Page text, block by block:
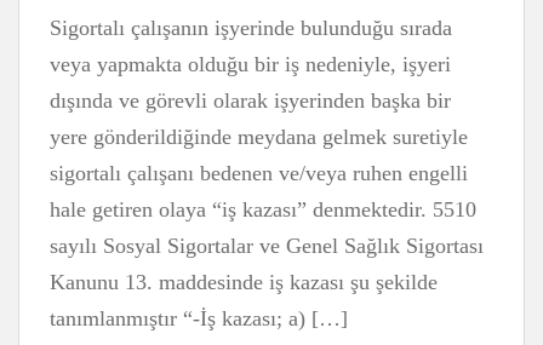
Sigortalı çalışanın işyerinde bulunduğu sırada
veya yapmakta olduğu bir iş nedeniyle, işyeri
dışında ve görevli olarak işyerinden başka bir
yere gönderildiğinde meydana gelmek suretiyle
sigortalı çalışanı bedenen ve/veya ruhen engelli
hale getiren olaya “iş kazası” denmektedir. 5510
sayılı Sosyal Sigortalar ve Genel Sağlık Sigortası
Kanunu 13. maddesinde iş kazası şu şekilde
tanımlanmıştır “-İş kazası; a) […]